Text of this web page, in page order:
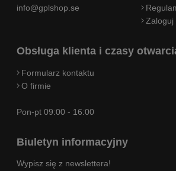
info@gplshop.se
Zaloguj
Obsługa klienta i czasy
Formularz kontaktu
O firmie
Pon-pt 09:00 - 16:00
Biuletyn informacyjny
Wypisz się z newslettera!